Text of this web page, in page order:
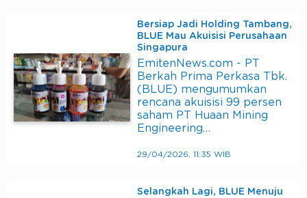
Bersiap Jadi Holding Tambang,
BLUE Mau Akuisisi Perusahaan
Singapura
EmitenNews.com - PT
Berkah Prima Perkasa Tbk.
(BLUE) mengumumkan
rencana akuisisi 99 persen
saham PT Huaan Mining
Engineering…
29/04/2026, 11:35 WIB
Selangkah Lagi, BLUE Menuju